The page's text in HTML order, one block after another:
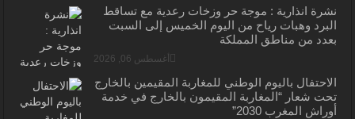
نشرة انذارية : موجة حر وزخات رعدية مع تساقط
البرد وهبات رياح من اليوم الخميس إلى السبت
بعدد من مناطق المملكة
أغسطس 06, 2026
الاحتفال باليوم الوطني للمغاربة المقيمين بالخارج
تحت شعار “المغاربة المقيمون بالخارج في خدمة
أوراش المغرب 2030”